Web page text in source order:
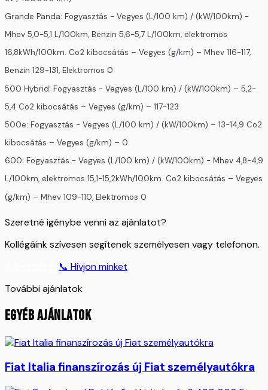
Grande Panda: Fogyasztás - Vegyes (L/100 km) / (kW/100km) -
Mhev 5,0-5,1 L/100km, Benzin 5,6-5,7 L/100km, elektromos
16,8kWh/100km. Co2 kibocsátás – Vegyes (g/km) – Mhev 116-117,
Benzin 129-131, Elektromos 0
500 Hybrid: Fogyasztás - Vegyes (L/100 km) / (kW/100km) – 5,2-
5,4 Co2 kibocsátás – Vegyes (g/km) – 117-123
500e: Fogyasztás - Vegyes (L/100 km) / (kW/100km) – 13-14,9 Co2
kibocsátás – Vegyes (g/km) – 0
600: Fogyasztás - Vegyes (L/100 km) / (kW/100km) - Mhev 4,8-4,9
L/100km, elektromos 15,1-15,2kWh/100km. Co2 kibocsátás – Vegyes
(g/km) – Mhev 109-110, Elektromos 0
Szeretné igénybe venni az ajánlatot?
Kollégáink szívesen segítenek személyesen vagy telefonon.
📞 Hívjon minket
További ajánlatok
EGYÉB AJÁNLATOK
Fiat Italia finanszírozás új Fiat személyautókra